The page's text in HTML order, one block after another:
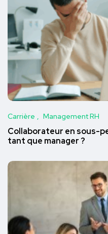
Carrière Management RH
Collaborateur en sous-
tant que manager ?